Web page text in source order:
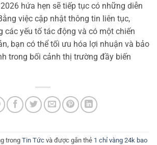
hứa hẹn sẽ tiếp tục có những diễn
việc cập nhật thông tin liên tục,
các yếu tố tác động và có một chiến
bạn có thể tối ưu hóa lợi nhuận và bảo
trong bối cảnh thị trường đầy biến
trong Tin Tức và được gắn thẻ 1 chỉ vàng 24k bao